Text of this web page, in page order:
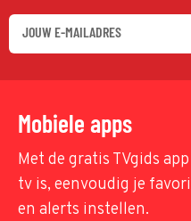
Mobiele apps
Met de gratis TVgids
tv is, eenvoudig je
en alerts instellen.